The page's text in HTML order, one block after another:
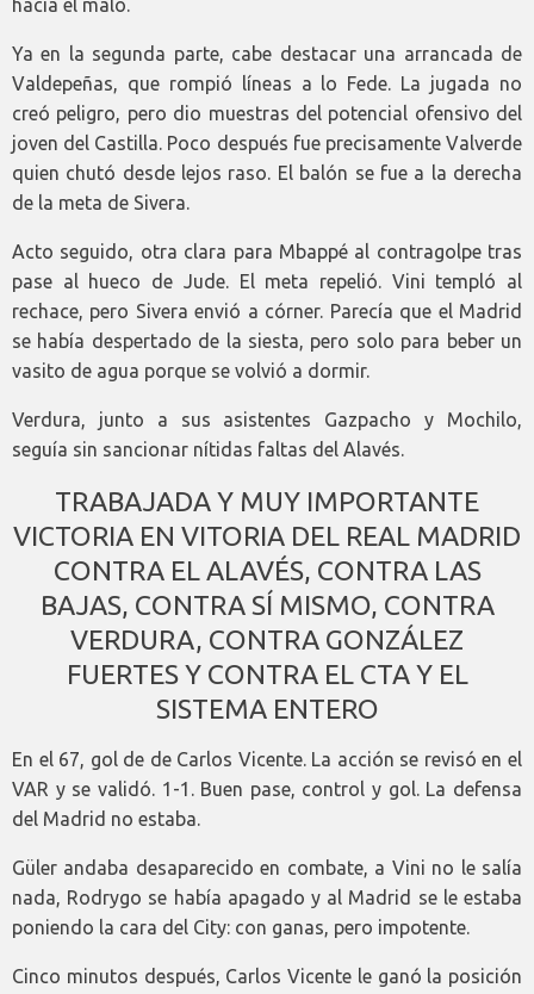
hacia el malo.
Ya en la segunda parte, cabe destacar una arrancada de
Valdepeñas, que rompió líneas a lo Fede. La jugada no
creó peligro, pero dio muestras del potencial ofensivo del
joven del Castilla. Poco después fue precisamente Valverde
quien chutó desde lejos raso. El balón se fue a la derecha
de la meta de Sivera.
Acto seguido, otra clara para Mbappé al contragolpe tras
pase al hueco de Jude. El meta repelió. Vini templó al
rechace, pero Sivera envió a córner. Parecía que el Madrid
se había despertado de la siesta, pero solo para beber un
vasito de agua porque se volvió a dormir.
Verdura, junto a sus asistentes Gazpacho y Mochilo,
seguía sin sancionar nítidas faltas del Alavés.
TRABAJADA Y MUY IMPORTANTE
VICTORIA EN VITORIA DEL REAL MADRID
CONTRA EL ALAVÉS, CONTRA LAS
BAJAS, CONTRA SÍ MISMO, CONTRA
VERDURA, CONTRA GONZÁLEZ
FUERTES Y CONTRA EL CTA Y EL
SISTEMA ENTERO
En el 67, gol de de Carlos Vicente. La acción se revisó en el
VAR y se validó. 1-1. Buen pase, control y gol. La defensa
del Madrid no estaba.
Güler andaba desaparecido en combate, a Vini no le salía
nada, Rodrygo se había apagado y al Madrid se le estaba
poniendo la cara del City: con ganas, pero impotente.
Cinco minutos después, Carlos Vicente le ganó la posición